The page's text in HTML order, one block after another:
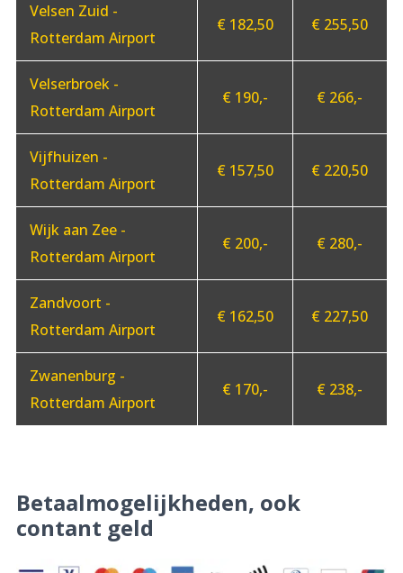
Velsen Zuid -
Rotterdam Airport
€ 182,50 € 255,50
Velserbroek -
Rotterdam Airport
€ 190,- € 266,-
Vijfhuizen -
Rotterdam Airport
€ 157,50 € 220,50
Wijk aan Zee -
Rotterdam Airport
€ 200,- € 280,-
Zandvoort -
Rotterdam Airport
€ 162,50 € 227,50
Zwanenburg -
Rotterdam Airport
€ 170,- € 238,-
Betaalmogelijkheden, ook
contant geld